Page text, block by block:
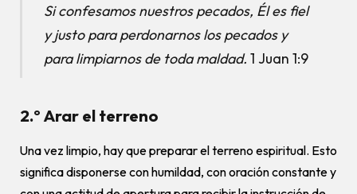
Si confesamos nuestros pecados, Él es fiel
y justo para perdonarnos los pecados y
para limpiarnos de toda maldad. 1 Juan 1:9
2.º Arar el terreno
Una vez limpio, hay que preparar el terreno espiritual. Esto
significa disponerse con humildad, con oración constante y